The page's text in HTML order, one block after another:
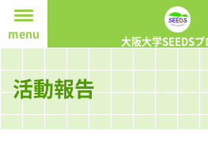
menu 大阪大学SEEDS
ホーム
SEEDSプログラムとは
体感コース
実感コース
活動報告